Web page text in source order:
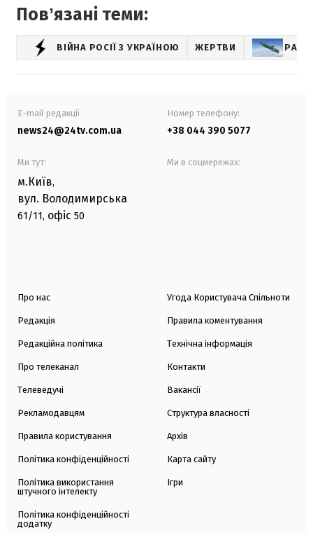
Повʼязані теми:
ВІЙНА РОСІЇ З УКРАЇНОЮ ЖЕРТВИ
E-mail редакції
news24@24tv.com.ua
Номер телефону:
+38 044 390 5077
Ми тут:
м.Київ,
вул. Володимирська
61/11, офіс 50
Ми в соцмережах:
Про нас
Редакція
Редакційна політика
Про телеканал
Телеведучі
Рекламодавцям
Правила користування
Політика конфіденційності
Політика використання
штучного інтелекту
Політика конфіденційності
додатку
Угода Користувача Спільноти
Правила коментування
Технічна інформація
Контакти
Вакансії
Структура власності
Архів
Карта сайту
Ігри